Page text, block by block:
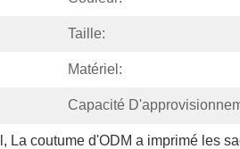
Taille:
Matériel:
Capacité
, La coutume d'ODM a imprimé les